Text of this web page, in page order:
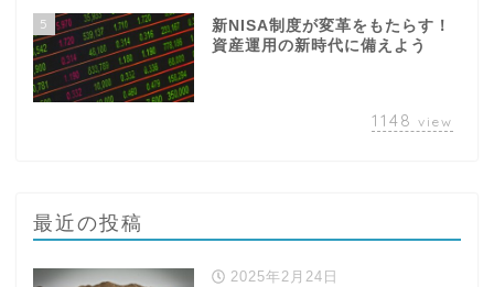
5
新NISA制度が変革をもたらす！
資産運用の新時代に備えよう
1148 view
最近の投稿
2025年2月24日